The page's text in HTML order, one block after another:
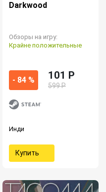
Darkwood
Обзоры на игру:
Крайне положительные
- 84 % 101 P
599 Р
Инди
Купить